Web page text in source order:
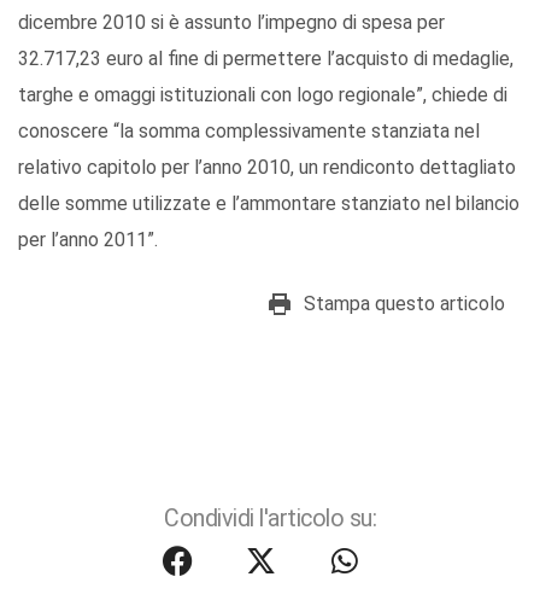
dicembre 2010 si è assunto l’impegno di spesa per
32.717,23 euro al fine di permettere l’acquisto di medaglie,
targhe e omaggi istituzionali con logo regionale”, chiede di
conoscere “la somma complessivamente stanziata nel
relativo capitolo per l’anno 2010, un rendiconto dettagliato
delle somme utilizzate e l’ammontare stanziato nel bilancio
per l’anno 2011”.
Stampa questo articolo
Condividi l'articolo su: